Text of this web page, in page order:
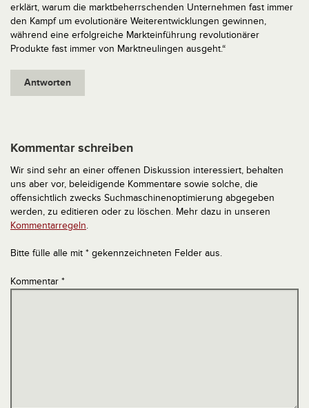
erklärt, warum die marktbeherrschenden Unternehmen fast immer
den Kampf um evolutionäre Weiterentwicklungen gewinnen,
während eine erfolgreiche Markteinführung revolutionärer
Produkte fast immer von Marktneulingen ausgeht.“
Antworten
Kommentar schreiben
Wir sind sehr an einer offenen Diskussion interessiert, behalten
uns aber vor, beleidigende Kommentare sowie solche, die
offensichtlich zwecks Suchmaschinenoptimierung abgegeben
werden, zu editieren oder zu löschen. Mehr dazu in unseren
Kommentarregeln.
Bitte fülle alle mit * gekennzeichneten Felder aus.
Kommentar *